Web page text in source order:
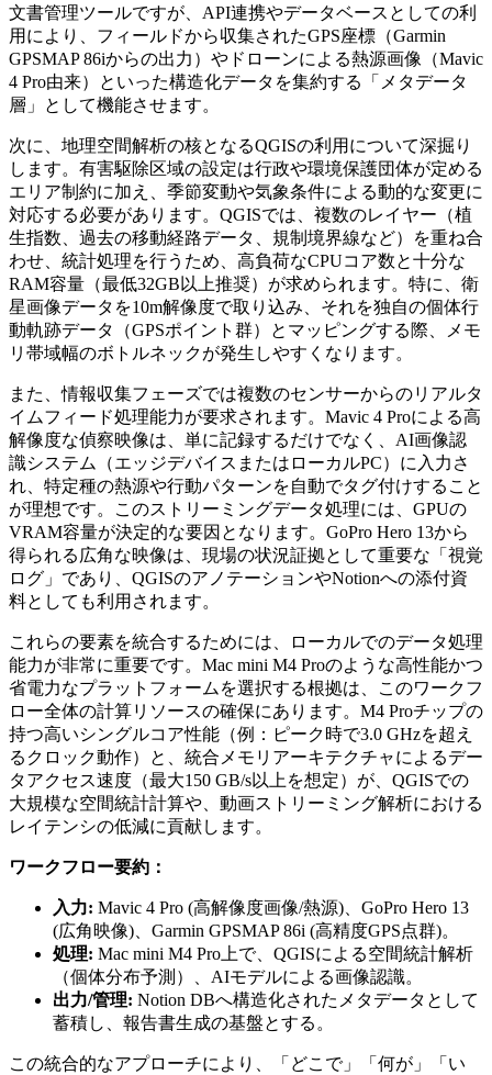
文書管理ツールですが、API連携やデータベースとしての利
用により、フィールドから収集されたGPS座標（Garmin
GPSMAP 86iからの出力）やドローンによる熱源画像（Mavic
4 Pro由来）といった構造化データを集約する「メタデータ
層」として機能させます。
次に、地理空間解析の核となるQGISの利用について深掘り
します。有害駆除区域の設定は行政や環境保護団体が定める
エリア制約に加え、季節変動や気象条件による動的な変更に
対応する必要があります。QGISでは、複数のレイヤー（植
生指数、過去の移動経路データ、規制境界線など）を重ね合
わせ、統計処理を行うため、高負荷なCPUコア数と十分な
RAM容量（最低32GB以上推奨）が求められます。特に、衛
星画像データを10m解像度で取り込み、それを独自の個体行
動軌跡データ（GPSポイント群）とマッピングする際、メモ
リ帯域幅のボトルネックが発生しやすくなります。
また、情報収集フェーズでは複数のセンサーからのリアルタ
イムフィード処理能力が要求されます。Mavic 4 Proによる高
解像度な偵察映像は、単に記録するだけでなく、AI画像認
識システム（エッジデバイスまたはローカルPC）に入力さ
れ、特定種の熱源や行動パターンを自動でタグ付けすること
が理想です。このストリーミングデータ処理には、GPUの
VRAM容量が決定的な要因となります。GoPro Hero 13から
得られる広角な映像は、現場の状況証拠として重要な「視覚
ログ」であり、QGISのアノテーションやNotionへの添付資
料としても利用されます。
これらの要素を統合するためには、ローカルでのデータ処理
能力が非常に重要です。Mac mini M4 Proのような高性能かつ
省電力なプラットフォームを選択する根拠は、このワークフ
ロー全体の計算リソースの確保にあります。M4 Proチップの
持つ高いシングルコア性能（例：ピーク時で3.0 GHzを超え
るクロック動作）と、統合メモリアーキテクチャによるデー
タアクセス速度（最大150 GB/s以上を想定）が、QGISでの
大規模な空間統計計算や、動画ストリーミング解析における
レイテンシの低減に貢献します。
ワークフロー要約：
入力: Mavic 4 Pro (高解像度画像/熱源)、GoPro Hero 13
(広角映像)、Garmin GPSMAP 86i (高精度GPS点群)。
処理: Mac mini M4 Pro上で、QGISによる空間統計解析
（個体分布予測）、AIモデルによる画像認識。
出力/管理: Notion DBへ構造化されたメタデータとして
蓄積し、報告書生成の基盤とする。
この統合的なアプローチにより、「どこで」「何が」「い